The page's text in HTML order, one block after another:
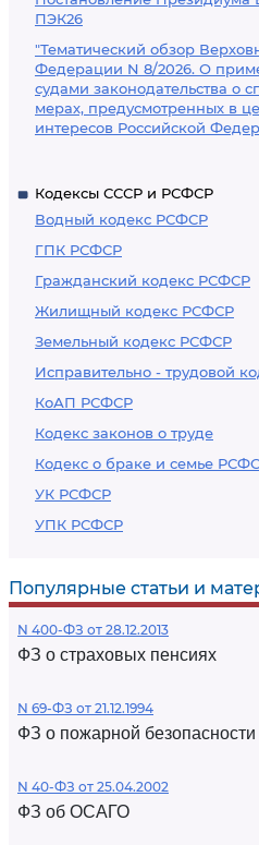
ПЭК26
"Тематический обзор
Федерации N 8/2026. О
судами законодательства о
мерах, предусмотренных в
интересов Российской
Кодексы СССР и РСФСР
Водный кодекс РСФСР
ГПК РСФСР
Гражданский кодекс РСФСР
Жилищный кодекс РСФСР
Земельный кодекс РСФСР
Исправительно - трудовой
КоАП РСФСР
Кодекс законов о труде
Кодекс о браке и семье
УК РСФСР
УПК РСФСР
Популярные статьи и
N 400-ФЗ от 28.12.2013
ФЗ о страховых пенсиях
N 69-ФЗ от 21.12.1994
ФЗ о пожарной безопасности
N 40-ФЗ от 25.04.2002
ФЗ об ОСАГО